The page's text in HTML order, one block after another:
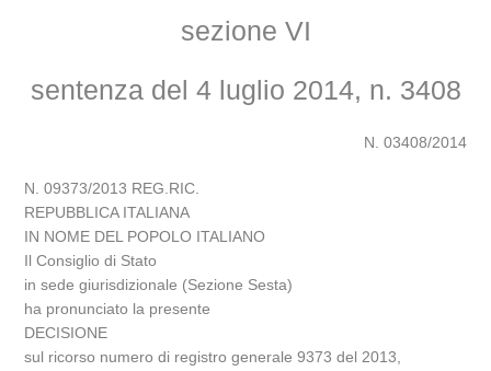
sezione VI
sentenza del 4 luglio 2014, n. 3408
N. 03408/2014
N. 09373/2013 REG.RIC.
REPUBBLICA ITALIANA
IN NOME DEL POPOLO ITALIANO
Il Consiglio di Stato
in sede giurisdizionale (Sezione Sesta)
ha pronunciato la presente
DECISIONE
sul ricorso numero di registro generale 9373 del 2013,